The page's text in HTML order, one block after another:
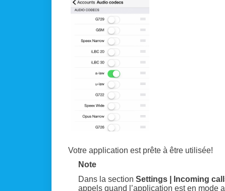
Votre application est prête à être utilisée!
Note
Dans la section Settings | Incoming
appels quand l’application est en mode